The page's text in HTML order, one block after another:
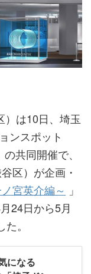
）は10日、埼玉
ンスポット
の共同開催で、
区）が企画・
宮英介編～ 」
24日から5月
。
になる